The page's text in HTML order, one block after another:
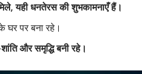
यही धनतेरस की शुभकामनाएँ हैं।
घर पर बना रहे।
और समृद्धि बनी रहे।